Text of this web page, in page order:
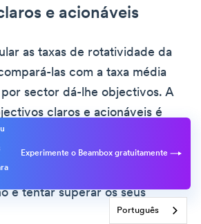
e acionáveis
as taxas de rotatividade da
las com a taxa média
sector dá-lhe objectivos. A
claros e acionáveis é
formas de ter sucesso nos
médias de rotatividade por
uma referência para medir o
e tentar superar os seus
Experimente o Beambox gratuitamente
Português